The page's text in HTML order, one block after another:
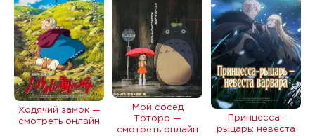
Ходячий замок —
смотреть онлайн
Мой сосед
Тоторо —
смотреть онлайн
Принцесса-
рыцарь: невеста